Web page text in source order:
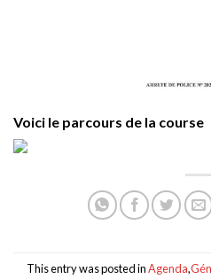
Voici le parcours de la course
This entry was posted inAgenda,